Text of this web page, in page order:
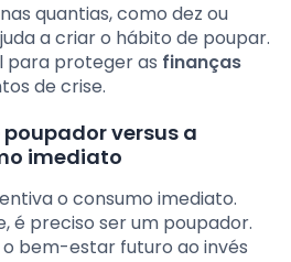
quantias, como dez ou
a criar o hábito de poupar.
para proteger as finanças
de crise.
versus a
imediato
o consumo imediato.
é preciso ser um poupador.
o bem-estar futuro ao invés